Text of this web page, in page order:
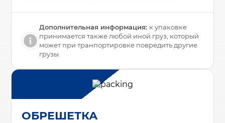
Дополнительная информация: к упаковке
принимается также любой иной груз, который
может при транпортировке повредить другие
грузы
ОБРЕШЕТКА